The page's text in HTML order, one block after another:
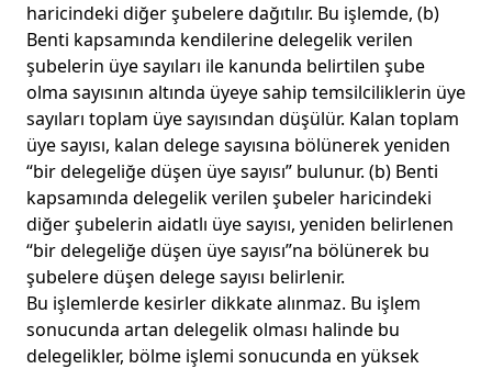
haricindeki diğer şubelere dağıtılır. Bu işlemde, (b)
Benti kapsamında kendilerine delegelik verilen
şubelerin üye sayıları ile kanunda belirtilen şube
olma sayısının altında üyeye sahip temsilciliklerin üye
sayıları toplam üye sayısından düşülür. Kalan toplam
üye sayısı, kalan delege sayısına bölünerek yeniden
“bir delegeliğe düşen üye sayısı” bulunur. (b) Benti
kapsamında delegelik verilen şubeler haricindeki
diğer şubelerin aidatlı üye sayısı, yeniden belirlenen
“bir delegeliğe düşen üye sayısı”na bölünerek bu
şubelere düşen delege sayısı belirlenir.
Bu işlemlerde kesirler dikkate alınmaz. Bu işlem
sonucunda artan delegelik olması halinde bu
delegelikler, bölme işlemi sonucunda en yüksek